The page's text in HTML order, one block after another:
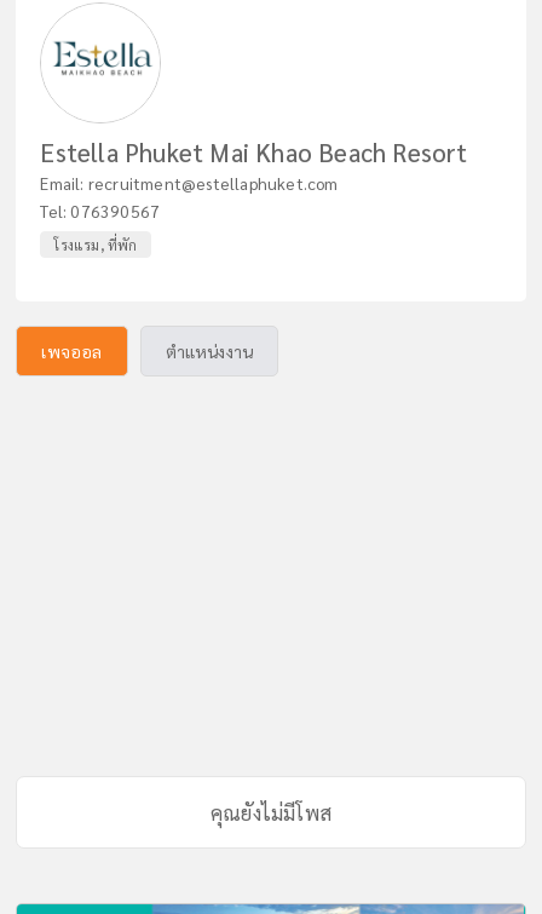
Estella Phuket Mai Khao Beach Resort
Email: recruitment@estellaphuket.com
Tel:076390567
โรงแรม, ที่พัก
เพจออล ตำแหน่งงาน
คุณยังไม่มีโพส